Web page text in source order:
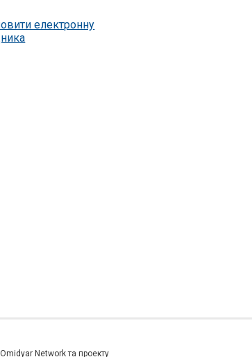
електронну
Network та проекту